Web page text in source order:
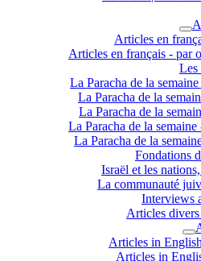
Articles en
Les
La Paracha de la
La Paracha de la
La Paracha de la
La Paracha de la
La Paracha de la
Fondations
Israël et les
La communauté
Interviews
Articles
Articles in
Articles in